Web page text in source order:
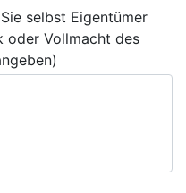
selbst Eigentümer
oder Vollmacht des